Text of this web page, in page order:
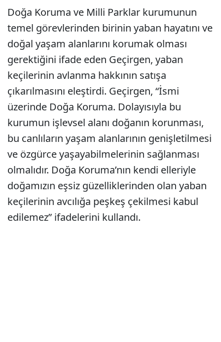
Doğa Koruma ve Milli Parklar kurumunun
temel görevlerinden birinin yaban hayatını ve
doğal yaşam alanlarını korumak olması
gerektiğini ifade eden Geçirgen, yaban
keçilerinin avlanma hakkının satışa
çıkarılmasını eleştirdi. Geçirgen, “İsmi
üzerinde Doğa Koruma. Dolayısıyla bu
kurumun işlevsel alanı doğanın korunması,
bu canlıların yaşam alanlarının genişletilmesi
ve özgürce yaşayabilmelerinin sağlanması
olmalıdır. Doğa Koruma’nın kendi elleriyle
doğamızın eşsiz güzelliklerinden olan yaban
keçilerinin avcılığa peşkeş çekilmesi kabul
edilemez” ifadelerini kullandı.